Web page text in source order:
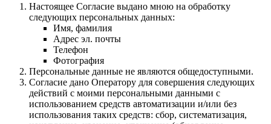
Настоящее Согласие выдано мною на обработку
следующих персональных данных:
Имя, фамилия
Адрес эл. почты
Телефон
Фотография
Персональные данные не являются общедоступными.
Согласие дано Оператору для совершения следующих
действий с моими персональными данными с
использованием средств автоматизации и/или без
использования таких средств: сбор, систематизация,